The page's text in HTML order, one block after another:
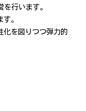
行います。
。
化を図りつつ弾力的